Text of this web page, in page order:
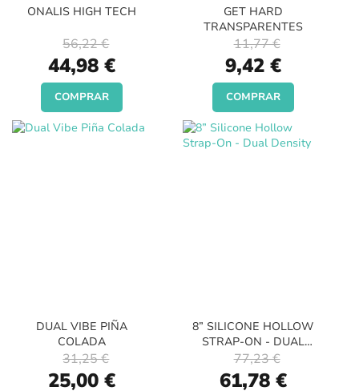
ONALIS HIGH TECH
Special
Price
44,98 €
56,22 €
COMPRAR
GET HARD
TRANSPARENTES
Special
Price
9,42 €
11,77 €
COMPRAR
DUAL VIBE PIÑA
COLADA
Special
Price
25,00 €
31,25 €
8” SILICONE HOLLOW
STRAP-ON - DUAL
DENSITY
Special
Price
61,78 €
77,23 €